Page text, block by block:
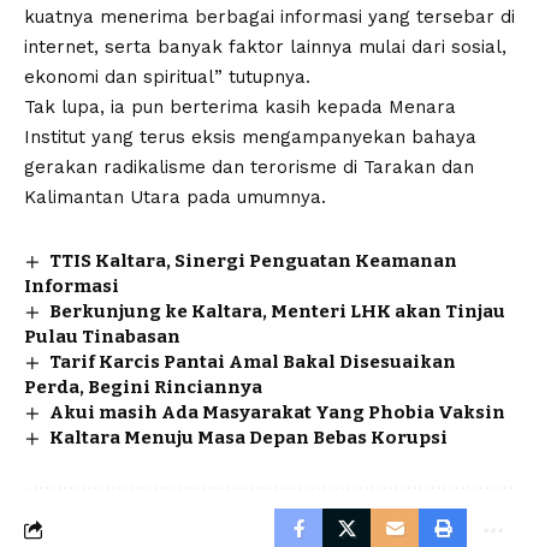
kuatnya menerima berbagai informasi yang tersebar di
internet, serta banyak faktor lainnya mulai dari sosial,
ekonomi dan spiritual” tutupnya.
Tak lupa, ia pun berterima kasih kepada Menara
Institut yang terus eksis mengampanyekan bahaya
gerakan radikalisme dan terorisme di Tarakan dan
Kalimantan Utara pada umumnya.
TTIS Kaltara, Sinergi Penguatan Keamanan
Informasi
Berkunjung ke Kaltara, Menteri LHK akan Tinjau
Pulau Tinabasan
Tarif Karcis Pantai Amal Bakal Disesuaikan
Perda, Begini Rinciannya
Akui masih Ada Masyarakat Yang Phobia Vaksin
Kaltara Menuju Masa Depan Bebas Korupsi